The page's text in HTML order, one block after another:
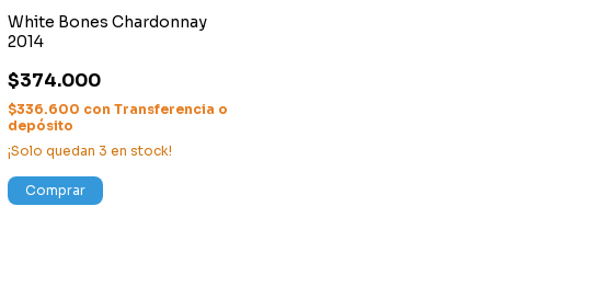
White Bones Chardonnay
2014
$374.000
$336.600 con Transferencia o
depósito
¡Solo quedan3 en stock!
Comprar